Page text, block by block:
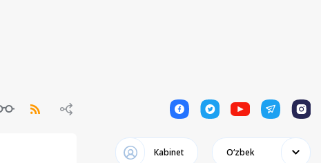
1 1 1 1 1
Кabinet Oʻzbek